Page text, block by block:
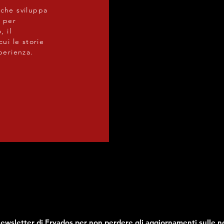
sviluppa
per
il
le storie